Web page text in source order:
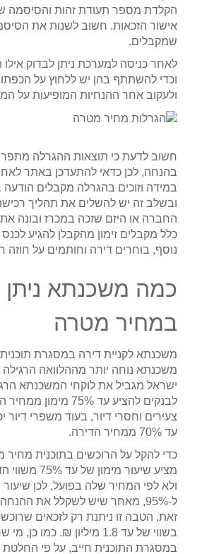
הקלדת מספר תעודת זהות והסיסמה
אישור הזכאות. חשוב לשנות את
שמקבלים.
לאחר כניסה למערכת ניתן לבדוק
וכדי להשתתף בהן יש ללחוץ על
ולעקוב אחר ההנחיות המופיעות על
חשוב לדעת כי תוצאות ההגרלה
בהנחה, לכן כדאי להתעדכן באתר
ובשלב זה יש להשלים את תהליך
החברה או היזם שזכה במכרז ובונה
כלל מקבלים זימון מהקבלן להגיע
נוסף, בוחרים דירה וחותמים על חוזה
כמה משכנתא
במחיר מטרה
משכנתא לקניית דירה במסגרת
משכנתא נוחה יותר מההלוואה
ישראל מגביל את לוקחי המשכנתא
לבנקים להציע עד 75%
צעירים וחסרי דיור, בעוד משפרי דיור
עד 70% ממחיר הדירה.
כדי להקל על הרוכשים בתוכנית
מציע שיעור
ולא לפי המחיר שלה בפועל, לכן שיעור
זאת, הטבה זו ניתנת רק לזכאים
בשווי של עד 1.8 מיליון ₪. כמו
במסגרת התוכנית חייב, על פי